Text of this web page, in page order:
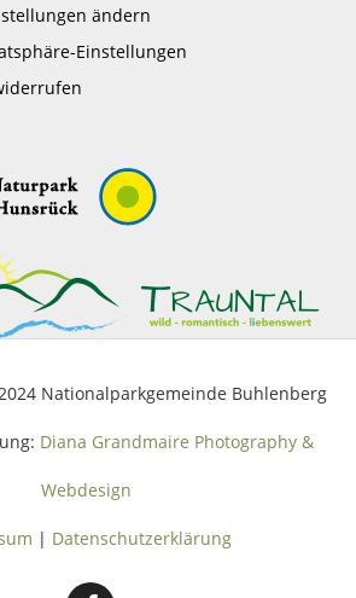
ändern
Einstellungen
Nationalparkgemeinde Buhlenberg
Diana Grandmaire Photography &
Webdesign
| Datenschutzerklärung